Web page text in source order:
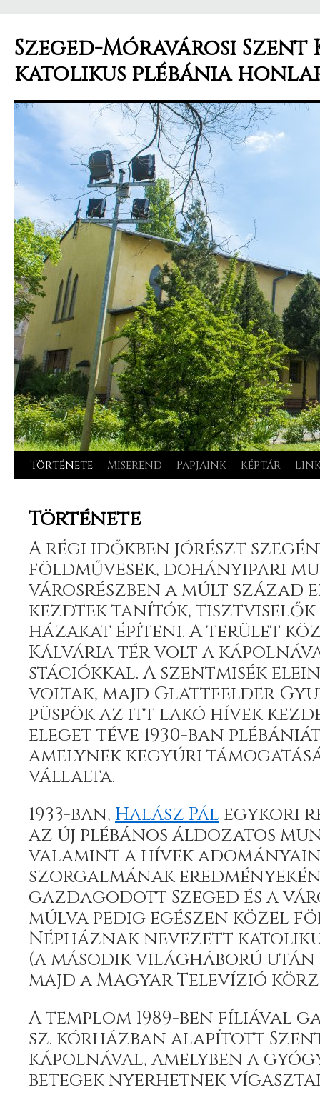
Szeged-Móravárosi Szent
katolikus plébánia
Kilépés
tartalomba
Története Miserend Papjaink Képtár
Története
A régi időkben jórészt
földművesek, dohányipari
városrészben a múlt század
kezdtek tanítók, tisztviselők
házakat építeni. A terület
Kálvária tér volt a
stációkkal. A szentmisék
voltak, majd Glattfelder
püspök az itt lakó hívek
eleget téve 1930-ban
amelynek kegyúri
vállalta.
1933-ban, Halász Pál egykori
az új plébános áldozatos
valamint a hívek
szorgalmának
gazdagodott Szeged és a
múlva pedig egészen közel
Népháznak nevezett
(a második világháború
majd a Magyar Televízió
A templom 1989-ben fíliával
sz. kórházban alapított
kápolnával, amelyben a
betegek nyerhetnek